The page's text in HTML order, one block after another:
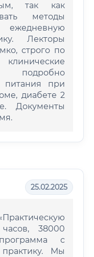
так как
методы
Лекторы
строго по
подробно
питания при
диабете 2
Документы
25.02.2025
38000
с
Мы